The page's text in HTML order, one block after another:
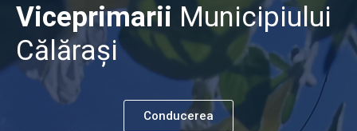
Viceprimarii Municipiului
Călărași
Conducerea